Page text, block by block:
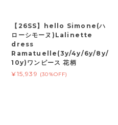
【26SS】hello Simone(ハ
ローシモーヌ)Lalinette
dress
Ramatuelle(3y/4y/6y/8y/
10y)ワンピース 花柄
¥15,939 (30%OFF)